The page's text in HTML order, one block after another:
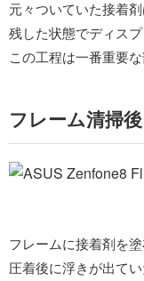
元々ついていた接着
残した状態でディス
この工程は一番重要な
フレーム清掃
フレームに接着剤を塗
圧着後に浮きが出て